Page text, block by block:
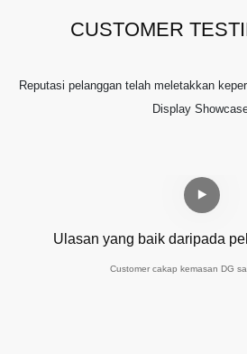
CUSTOMER
Reputasi pelanggan telah meletakkan
Display
Ulasan yang baik daripada
Customer cakap kemasan DG